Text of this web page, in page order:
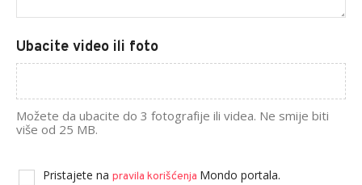
Ubacite video ili foto
Možete da ubacite do 3 fotografije ili videa. Ne smije biti
više od 25 MB.
Pristajete na pravila korišćenja Mondo portala.